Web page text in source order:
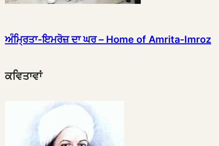
ਅੰਮ੍ਰਿਤਾ-ਇਮਰੋਜ਼ ਦਾ ਘਰ – Home of Amrita-Imroz
ਕਵਿਤਾਵਾਂ